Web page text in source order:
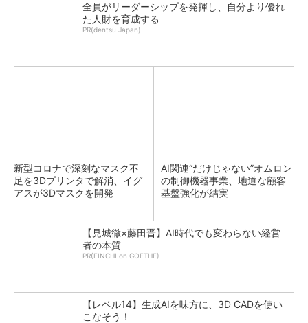
全員がリーダーシップを発揮し、自分より優れ
た人財を育成する
PR(dentsu Japan)
新型コロナで深刻なマスク不
足を3Dプリンタで解消、イグ
アスが3Dマスクを開発
AI関連“だけじゃない”オムロン
の制御機器事業、地道な顧客
基盤強化が結実
【見城徹×藤田晋】AI時代でも変わらない経営
者の本質
PR(FINCHI on GOETHE)
【レベル14】生成AIを味方に、3D CADを使い
こなそう！